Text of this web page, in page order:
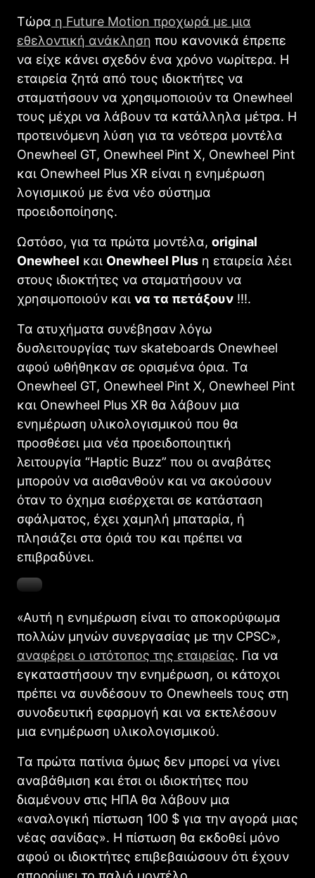
Τώρα η Future Motion προχωρά με μια
εθελοντική ανάκληση που κανονικά έπρεπε
να είχε κάνει σχεδόν ένα χρόνο νωρίτερα. Η
εταιρεία ζητά από τους ιδιοκτήτες να
σταματήσουν να χρησιμοποιούν τα Onewheel
τους μέχρι να λάβουν τα κατάλληλα μέτρα. Η
προτεινόμενη λύση για τα νεότερα μοντέλα
Onewheel GT, Onewheel Pint X, Onewheel Pint
και Onewheel Plus XR είναι η ενημέρωση
λογισμικού με ένα νέο σύστημα
προειδοποίησης.
Ωστόσο, για τα πρώτα μοντέλα, original
Onewheel και Onewheel Plus η εταιρεία λέει
στους ιδιοκτήτες να σταματήσουν να
χρησιμοποιούν και να τα πετάξουν !!!.
Τα ατυχήματα συνέβησαν λόγω
δυσλειτουργίας των skateboards Onewheel
αφού ωθήθηκαν σε ορισμένα όρια. Τα
Onewheel GT, Onewheel Pint X, Onewheel Pint
και Onewheel Plus XR θα λάβουν μια
ενημέρωση υλικολογισμικού που θα
προσθέσει μια νέα προειδοποιητική
λειτουργία “Haptic Buzz” που οι αναβάτες
μπορούν να αισθανθούν και να ακούσουν
όταν το όχημα εισέρχεται σε κατάσταση
σφάλματος, έχει χαμηλή μπαταρία, ή
πλησιάζει στα όριά του και πρέπει να
επιβραδύνει.
«Αυτή η ενημέρωση είναι το αποκορύφωμα
πολλών μηνών συνεργασίας με την CPSC»,
αναφέρει ο ιστότοπος της εταιρείας. Για να
εγκαταστήσουν την ενημέρωση, οι κάτοχοι
πρέπει να συνδέσουν το Onewheels τους στη
συνοδευτική εφαρμογή και να εκτελέσουν
μια ενημέρωση υλικολογισμικού.
Τα πρώτα πατίνια όμως δεν μπορεί να γίνει
αναβάθμιση και έτσι οι ιδιοκτήτες που
διαμένουν στις ΗΠΑ θα λάβουν μια
«αναλογική πίστωση 100 $ για την αγορά μιας
νέας σανίδας». Η πίστωση θα εκδοθεί μόνο
αφού οι ιδιοκτήτες επιβεβαιώσουν ότι έχουν